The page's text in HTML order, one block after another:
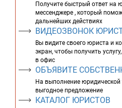
Получите быстрый ответ на
мессенджере , который
дальнейших действиях
ВИДЕОЗВОНОК
Вы видите своего юриста и
экран, чтобы получить
в офис
ОБЪЯВИТЕ
На выполнение юридической
выгодное предложение
КАТАЛОГ ЮРИСТОВ